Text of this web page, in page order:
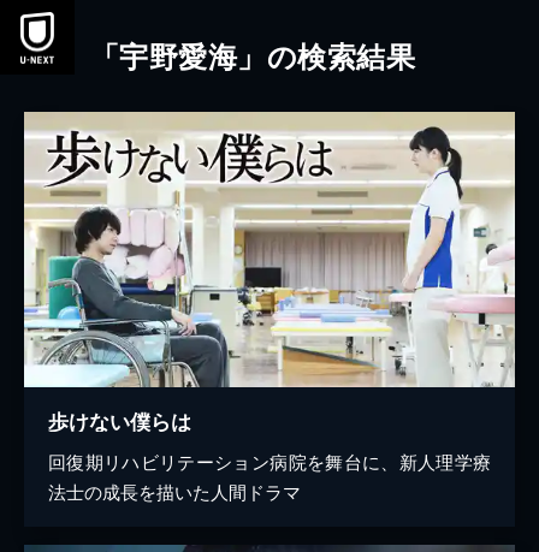
本文へスキップ
「宇野愛海」の検索結果
歩けない僕らは
回復期リハビリテーション病院を舞台に、新人理学療
法士の成長を描いた人間ドラマ